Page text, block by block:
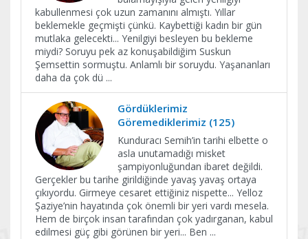
kabullenmesi çok uzun zamanını almıştı. Yıllar
beklemekle geçmişti çünkü. Kaybettiği kadın bir gün
mutlaka gelecekti... Yenilgiyi besleyen bu bekleme
miydi? Soruyu pek az konuşabildiğim Suskun
Şemsettin sormuştu. Anlamlı bir soruydu. Yaşananları
daha da çok dü ...
Gördüklerimiz
Göremediklerimiz (125)
Kunduracı Semih’in tarihi elbette o
asla unutamadığı misket
şampiyonluğundan ibaret değildi.
Gerçekler bu tarihe girildiğinde yavaş yavaş ortaya
çıkıyordu. Girmeye cesaret ettiğiniz nispette... Yelloz
Şaziye’nin hayatında çok önemli bir yeri vardı mesela.
Hem de birçok insan tarafından çok yadırganan, kabul
edilmesi güç gibi görünen bir yeri... Ben ...